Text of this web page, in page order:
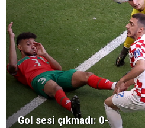
Gol sesi çıkmadı: 0-